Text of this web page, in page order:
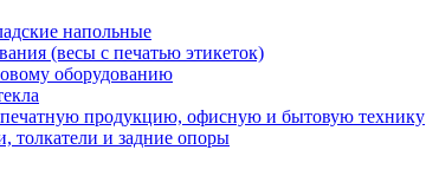
напольные
(весы с печатью этикеток)
оборудованию
продукцию, офисную и бытовую технику
толкатели и задние опоры